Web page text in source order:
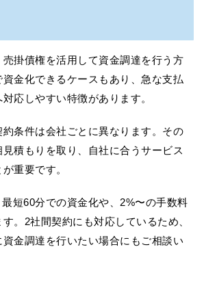
掛債権を活用して資金調達を行う方
金化できるケースもあり、急な支払
応しやすい特徴があります。
条件は会社ごとに異なります。その
積もりを取り、自社に合うサービス
重要です。
短60分での資金化や、2%〜の手数料
。2社間契約にも対応しているため、
金調達を行いたい場合にもご相談い